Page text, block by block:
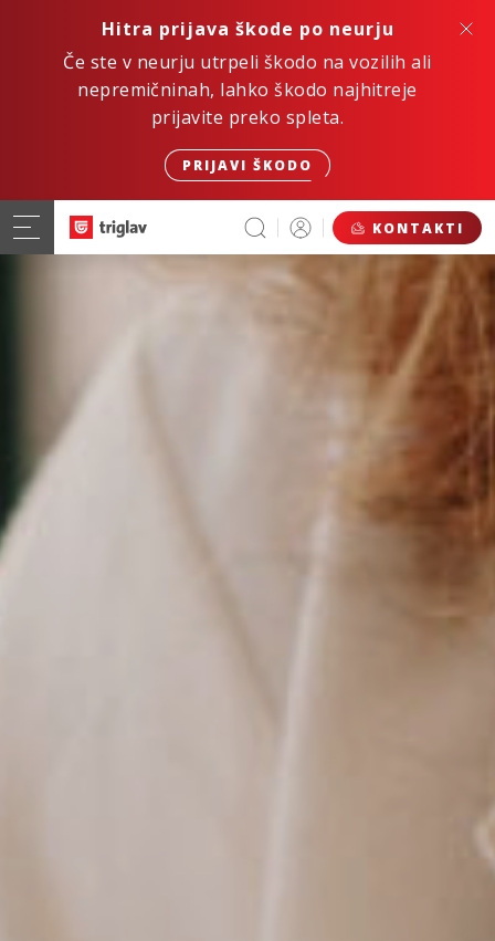
Hitra prijava škode po neurju
Če ste v neurju utrpeli škodo na vozilih ali
nepremičninah, lahko škodo najhitreje
prijavite preko spleta.
PRIJAVI ŠKODO
KONTAKTI